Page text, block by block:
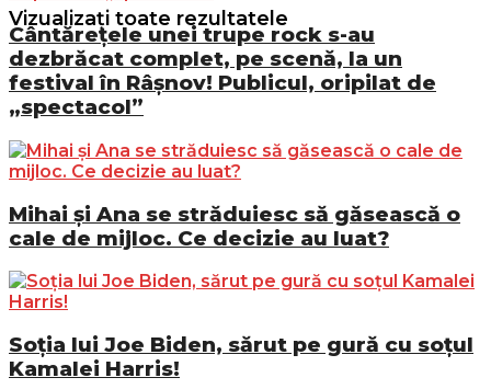
Vizualizați toate rezultatele
Cântărețele unei trupe rock s-au
dezbrăcat complet, pe scenă, la un
festival în Râșnov! Publicul, oripilat de
„spectacol”
Mihai și Ana se străduiesc să găsească o
cale de mijloc. Ce decizie au luat?
Soția lui Joe Biden, sărut pe gură cu soțul
Kamalei Harris!